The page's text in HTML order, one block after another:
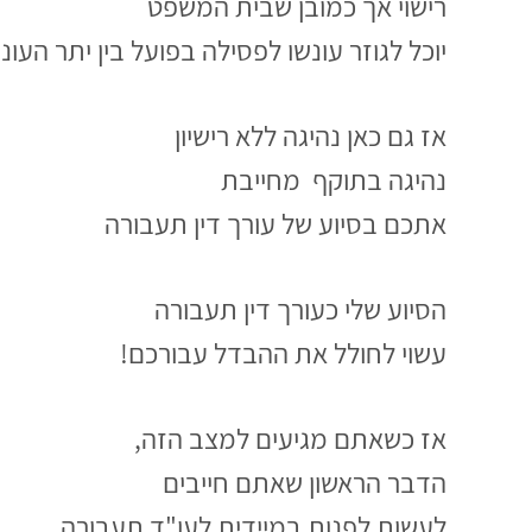
יוכל לגוזר עונשו לפסילה בפועל בין יתר
אז גם כאן נהיגה ללא רישיון
נהיגה בתוקף מחייבת
אתכם בסיוע של עורך דין תעבורה
הסיוע שלי כעורך דין תעבורה
עשוי לחולל את ההבדל עבורכם!
אז כשאתם מגיעים למצב הזה,
הדבר הראשון שאתם חייבים